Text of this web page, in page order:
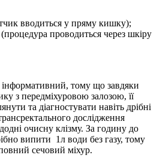
вводиться у пряму кишку);
проводиться через шкіру
тому що завдяки
з передміхуровою залозою, її
та діагностувати навіть дрібні
дослідження
очисну клізму. За годину до
випити 1л води без газу, тому
сечовий міхур.